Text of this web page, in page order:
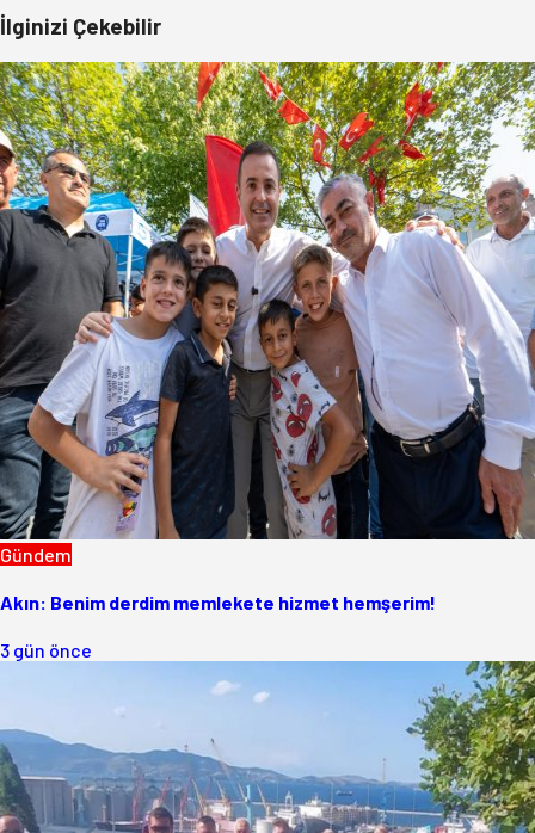
İlginizi Çekebilir
Gündem
Akın: Benim derdim memlekete hizmet hemşerim!
3 gün önce